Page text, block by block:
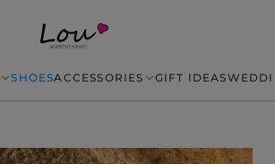
SHOESACCESSORIES GIFT IDEAS